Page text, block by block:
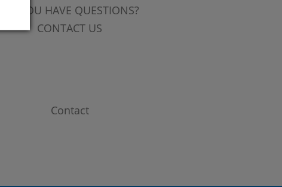
DO YOU HAVE QUESTIONS?
CONTACT US
Contact